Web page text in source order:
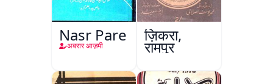
Nasr Pare
अबरार आज़मी
ज़िकरा,
रामपुर